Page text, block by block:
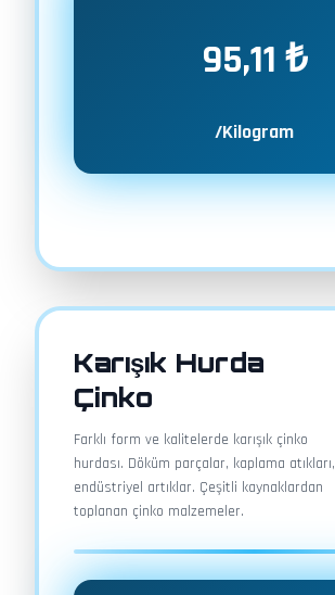
95,11 ₺
/Kilogram
Karışık Hurda
Çinko
Farklı form ve kalitelerde karışık çinko
hurdası. Döküm parçalar, kaplama atıkları,
endüstriyel artıklar. Çeşitli kaynaklardan
toplanan çinko malzemeler.